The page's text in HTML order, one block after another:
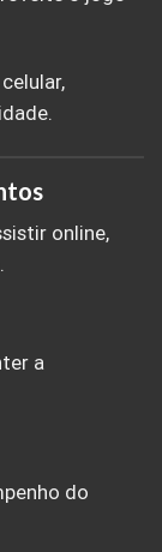
online,
a
do